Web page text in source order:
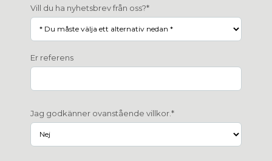
Vill du ha nyhetsbrev från oss?*
Er referens
Jag godkänner ovanstående villkor.*